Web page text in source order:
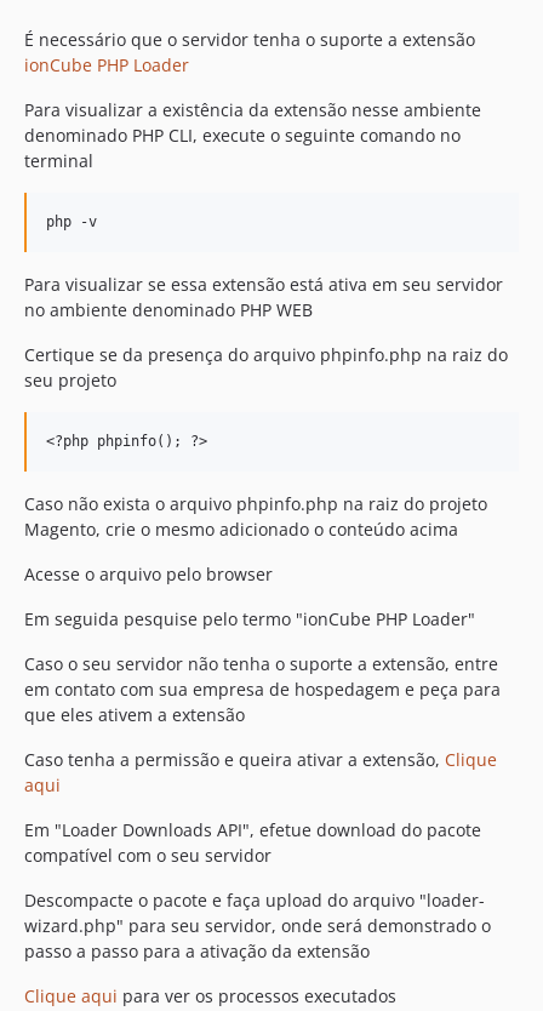
É necessário que o servidor tenha o suporte a extensão
ionCube PHP Loader
Para visualizar a existência da extensão nesse ambiente
denominado PHP CLI, execute o seguinte comando no
terminal
Para visualizar se essa extensão está ativa em seu servidor
no ambiente denominado PHP WEB
Certique se da presença do arquivo phpinfo.php na raiz do
seu projeto
Caso não exista o arquivo phpinfo.php na raiz do projeto
Magento, crie o mesmo adicionado o conteúdo acima
Acesse o arquivo pelo browser
Em seguida pesquise pelo termo "ionCube PHP Loader"
Caso o seu servidor não tenha o suporte a extensão, entre
em contato com sua empresa de hospedagem e peça para
que eles ativem a extensão
Caso tenha a permissão e queira ativar a extensão, Clique
aqui
Em "Loader Downloads API", efetue download do pacote
compatível com o seu servidor
Descompacte o pacote e faça upload do arquivo "loader-
wizard.php" para seu servidor, onde será demonstrado o
passo a passo para a ativação da extensão
Clique aqui para ver os processos executados